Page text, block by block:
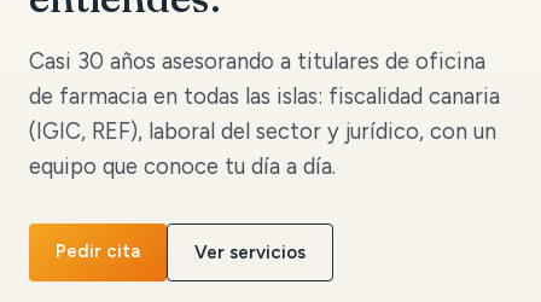
Casi 30 años asesorando a titulares de oficina
de farmacia en todas las islas: fiscalidad canaria
(IGIC, REF), laboral del sector y jurídico, con un
equipo que conoce tu día a día.
Pedir cita Ver servicios